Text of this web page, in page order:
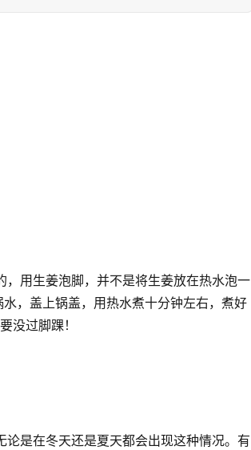
用生姜泡脚，并不是将生姜放在热水泡一
，盖上锅盖，用热水煮十分钟左右，煮好
没过脚踝！
是在冬天还是夏天都会出现这种情况。有